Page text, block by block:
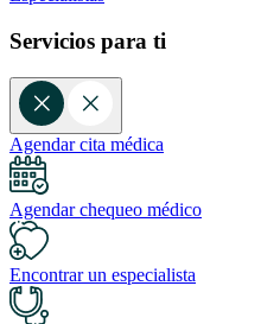
Servicios para ti
Agendar cita médica
Agendar chequeo médico
Encontrar un especialista